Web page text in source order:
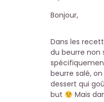
Bonjour,
Dans les
du beurre non
beurre salé,
dessert qui
but
Mais